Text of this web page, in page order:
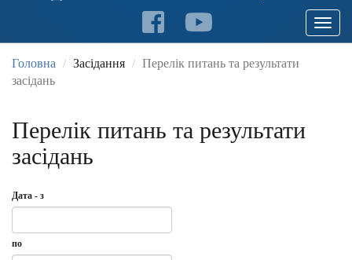
Toggle
Головна Засідання
Перелік питань та результати
засідань
Перелік питань та результати
засідань
Дата - з
Дата
Дата
-
по